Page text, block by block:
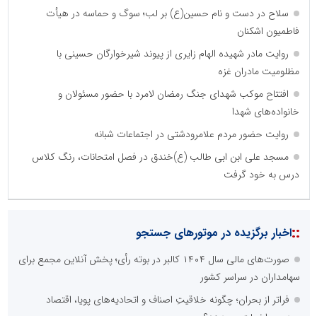
سلاح در دست و نام حسین(ع) بر لب؛ سوگ و حماسه در هیأت
فاطمیون اشکنان
روایت مادر شهیده الهام زایری از پیوند شیرخوارگان حسینی با
مظلومیت مادران غزه
افتتاح موکب شهدای جنگ رمضان لامرد با حضور مسئولان و
خانواده‌های شهدا
روایت حضور مردم علامرودشتی در اجتماعات شبانه
مسجد علی ابن ابی طالب (ع)خندق در فصل امتحانات، رنگ کلاس
درس به خود گرفت
::اخبار برگزیده در موتورهای جستجو
صورت‌های مالی سال ۱۴۰۴ کالبر در بوته رأی؛ پخش آنلاین مجمع برای
سهامداران در سراسر کشور
فراتر از بحران؛ چگونه خلاقیتِ اصناف و اتحادیه‌های پویا، اقتصاد